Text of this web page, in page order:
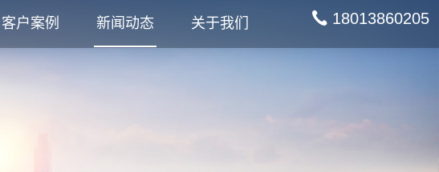
客户案例 新闻动态 关于我们 18013860205